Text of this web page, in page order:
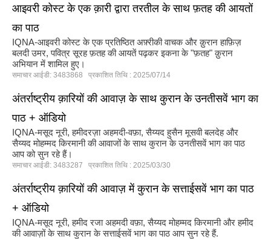
आइवरी कोस्ट के एक क़ारी द्वारा तरतील के साथ फ़तह की आयतों
का पाठ
IQNA-आइवरी कोस्ट के एक प्रतिष्ठित अफ़्रीकी वाचक और क़ुरान हाफ़िज़
बलदी उमर, पवित्र सूरह फ़तह की आयतें पढ़कर इकना के "फ़तह" क़ुरान
अभियान में शामिल हुए।
समाचार आईडी: 3483868 प्रकाशित तिथि : 2025/07/14
अंतर्राष्ट्रीय क़ारियों की आवाज़ के साथ कुरान के उनतीसवें भाग का
पाठ + ऑडियो
IQNA-मसूद नूरी, हमीदरज़ा अहमदी-वफ़ा, सैय्यद हुसैन मूसवी बलदेह और
सैय्यद मोहम्मद किरमानी की आवाजों के साथ कुरान के उनतीसवें भाग का पाठ
आप को सुन रहे हैं।
समाचार आईडी: 3483287 प्रकाशित तिथि : 2025/03/30
अंतर्राष्ट्रीय क़ारियों की आवाज़ में कुरान के सत्ताईसवें भाग का पाठ
+ ऑडियो
IQNA-मसूद नूरी, हमीद रजा अहमदी वफ़ा, सैय्यद मोहम्मद किरमानी और हमीद
की आवाज़ों के साथ कुरान के सत्ताईसवें भाग का पाठ आप सुन रहे हैं.